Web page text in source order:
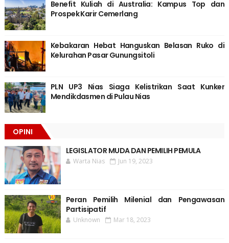
Benefit Kuliah di Australia: Kampus Top dan
Prospek Karir Cemerlang
Kebakaran Hebat Hanguskan Belasan Ruko di
Kelurahan Pasar Gunungsitoli
PLN UP3 Nias Siaga Kelistrikan Saat Kunker
Mendikdasmen di Pulau Nias
OPINI
LEGISLATOR MUDA DAN PEMILIH PEMULA
Warta Nias Jun 19, 2023
Peran Pemilih Milenial dan Pengawasan
Partisipatif
Unknown Mar 18, 2023